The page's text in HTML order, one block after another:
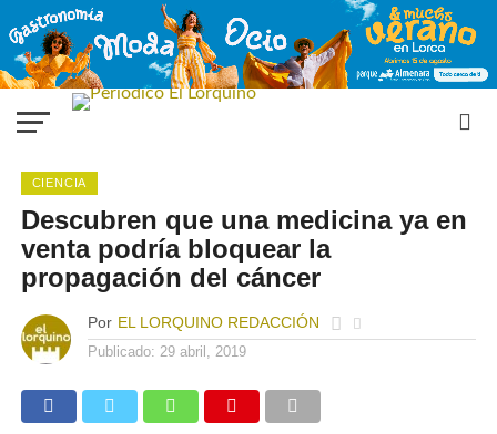
CIENCIA
Descubren que una medicina ya en
venta podría bloquear la
propagación del cáncer
Por EL LORQUINO REDACCIÓN
Publicado: 29 abril, 2019